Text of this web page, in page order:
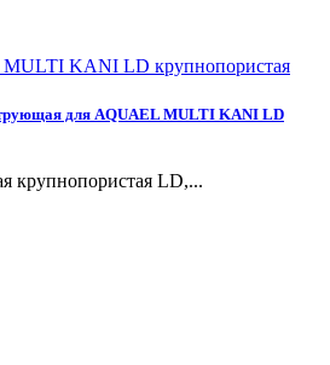
для AQUAEL MULTI KANI LD
крупнопористая LD,...